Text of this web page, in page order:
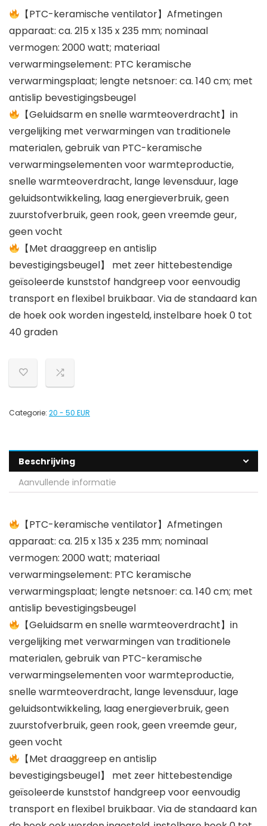
【PTC-keramische ventilator】Afmetingen
apparaat: ca. 215 x 135 x 235 mm; nominaal
vermogen: 2000 watt; materiaal
verwarmingselement: PTC keramische
verwarmingsplaat; lengte netsnoer: ca. 140 cm; met
antislip bevestigingsbeugel
【Geluidsarm en snelle warmteoverdracht】in
vergelijking met verwarmingen van traditionele
materialen, gebruik van PTC-keramische
verwarmingselementen voor warmteproductie,
snelle warmteoverdracht, lange levensduur, lage
geluidsontwikkeling, laag energieverbruik, geen
zuurstofverbruik, geen rook, geen vreemde geur,
geen vocht
【Met draaggreep en antislip
bevestigingsbeugel】 met zeer hittebestendige
geïsoleerde kunststof handgreep voor eenvoudig
transport en flexibel bruikbaar. Via de standaard kan
de hoek ook worden ingesteld, instelbare hoek 0 tot
40 graden
Categorie: 20 - 50 EUR
Beschrijving
Aanvullende informatie
【PTC-keramische ventilator】Afmetingen
apparaat: ca. 215 x 135 x 235 mm; nominaal
vermogen: 2000 watt; materiaal
verwarmingselement: PTC keramische
verwarmingsplaat; lengte netsnoer: ca. 140 cm; met
antislip bevestigingsbeugel
【Geluidsarm en snelle warmteoverdracht】in
vergelijking met verwarmingen van traditionele
materialen, gebruik van PTC-keramische
verwarmingselementen voor warmteproductie,
snelle warmteoverdracht, lange levensduur, lage
geluidsontwikkeling, laag energieverbruik, geen
zuurstofverbruik, geen rook, geen vreemde geur,
geen vocht
【Met draaggreep en antislip
bevestigingsbeugel】 met zeer hittebestendige
geïsoleerde kunststof handgreep voor eenvoudig
transport en flexibel bruikbaar. Via de standaard kan